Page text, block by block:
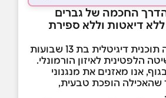
החכמה של גברים
דיאטות וללא ספירת
"אבא חטוב" הינה תוכנית דיגיטלית בת 13 שבועות
הלפטינית לאיזון הורמונלי.
אנו מאזנים את מנגנוני
שהאכילה הופכת טבעית,